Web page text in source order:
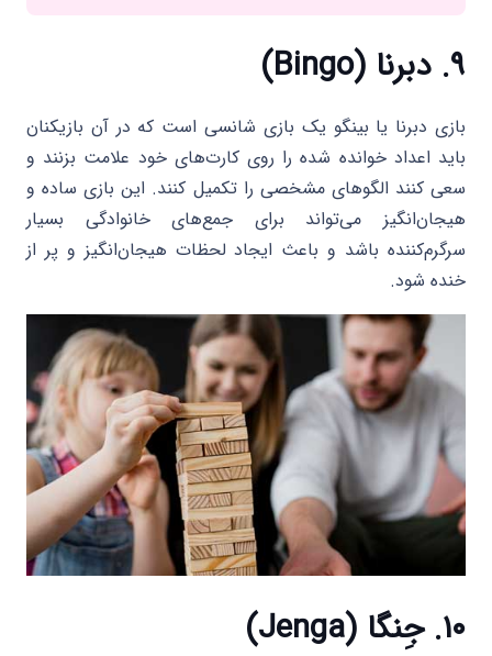
۹. دبرنا (Bingo)
بازی دبرنا یا بینگو یک بازی شانسی است که در آن بازیکنان
باید اعداد خوانده شده را روی کارت‌های خود علامت بزنند و
سعی کنند الگوهای مشخصی را تکمیل کنند. این بازی ساده و
هیجان‌انگیز می‌تواند برای جمع‌های خانوادگی بسیار
سرگرم‌کننده باشد و باعث ایجاد لحظات هیجان‌انگیز و پر از
خنده شود.
۱۰. جِنگا (Jenga)